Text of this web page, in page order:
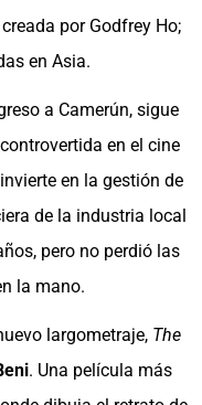
por Godfrey Ho;
en Asia.
a Camerún, sigue
en el cine
en la gestión de
de la industria local
pero no perdió las
la mano.
largometraje, The
. Una película más